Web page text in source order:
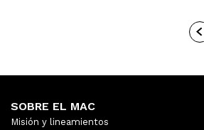
SOBRE EL MAC
Misión y lineamientos